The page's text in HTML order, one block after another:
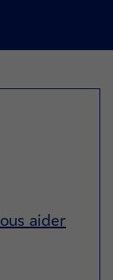
aider